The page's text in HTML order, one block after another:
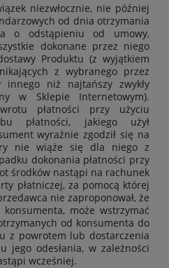
niezwłocznie, nie później
od dnia otrzymania
o odstąpieniu od umowy,
dokonane przez niego
Produktu (z wyjątkiem
z wybranego przez
innego niż najtańszy zwykły
w Sklepie Internetowym).
płatności przy użyciu
płatności, jakiego użył
wyraźnie zgodził się na
nie wiąże się dla niego z
dokonania płatności przy
środków nastąpi na rachunek
płatniczej, za pomocą której
nie zaproponował, że
może wstrzymać
od konsumenta do
z powrotem lub dostarczenia
jego odesłania, w zależności
wcześniej.